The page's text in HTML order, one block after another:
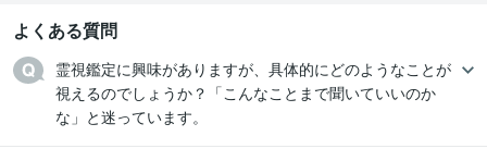
よくある質問
霊視鑑定に興味がありますが、具体的にどのようなことが
視えるのでしょうか？「こんなことまで聞いていいのか
な」と迷っています。